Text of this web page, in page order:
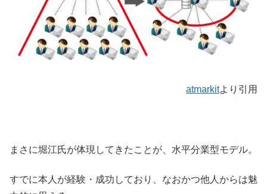
atmarkitより引用
まさに堀江氏が体現してきたことが、水平分業型モデル。
すでに本人が経験・成功しており、なおかつ他人からは魅